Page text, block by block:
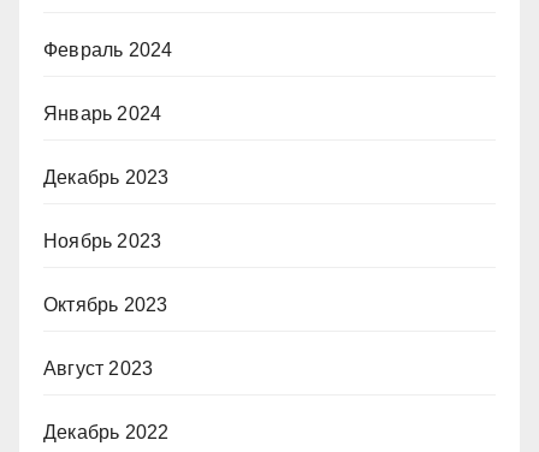
Февраль 2024
Январь 2024
Декабрь 2023
Ноябрь 2023
Октябрь 2023
Август 2023
Декабрь 2022